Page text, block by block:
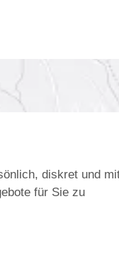
diskret und
für Sie zu